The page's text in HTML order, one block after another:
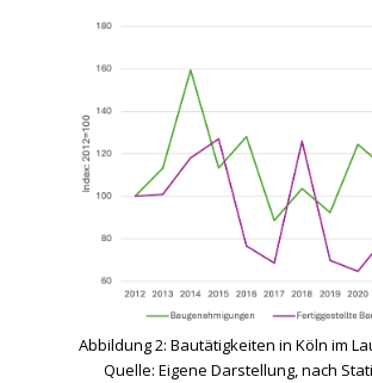
Abbildung 2: Bautätigkeiten in Köln im
Quelle: Eigene Darstellung, nach